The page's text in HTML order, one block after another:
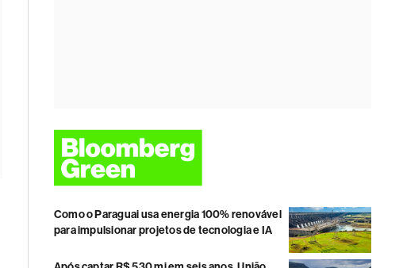
Como o Paraguai usa energia 100% renovável
para impulsionar projetos de tecnologia e IA